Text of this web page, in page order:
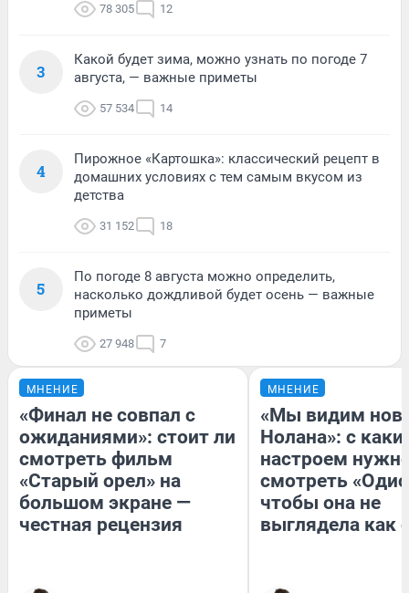
78 305 12
3
Какой будет зима, можно узнать по погоде 7
августа, — важные приметы
57 534 14
4
Пирожное «Картошка»: классический рецепт в
домашних условиях с тем самым вкусом из
детства
31 152 18
5
По погоде 8 августа можно определить,
насколько дождливой будет осень — важные
приметы
27 948 7
МНЕНИЕ
«Финал не совпал с
ожиданиями»: стоит ли
смотреть фильм
«Старый орел» на
большом экране —
честная рецензия
МНЕНИЕ
«Мы видим
Нолана»: с
настроем
смотреть
чтобы она не
выглядела как